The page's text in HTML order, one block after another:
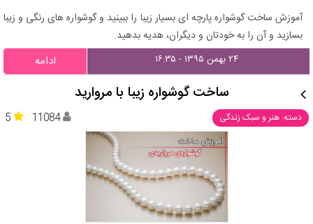
آموزش ساخت گوشواره پارچه ای بسیار زیبا را ببینید و گوشواره های رنگی و زیبا
بسازید و آن را به خودتان و دیگران، هدیه بدهید.
۲۴ بهمن ۱۳۹۵ - ۱۶:۳۵ ادامه
ساخت گوشواره‌ زیبا با مروارید
دسته: هنر و سبک زندگی 5 11084